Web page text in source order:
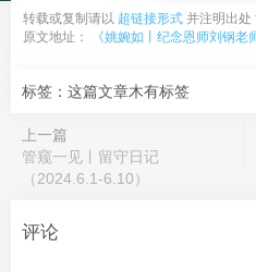
转载或复制请以 超链接形式 并注明出处
原文地址：
《姚婉如丨纪念恩师刘钢老
标签：这篇文章木有标签
上一篇
管窥一见丨留守日记
（2024.6.1-6.10）
评论